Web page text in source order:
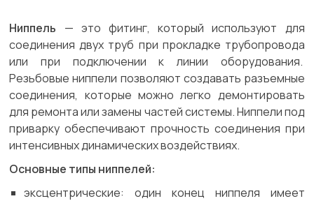
Ниппель — это фитинг, который используют для
соединения двух труб при прокладке трубопровода
или при подключении к линии оборудования.
Резьбовые ниппели позволяют создавать разъемные
соединения, которые можно легко демонтировать
для ремонта или замены частей системы. Ниппели под
приварку обеспечивают прочность соединения при
интенсивных динамических воздействиях.
Основные типы ниппелей:
эксцентрические: один конец ниппеля имеет